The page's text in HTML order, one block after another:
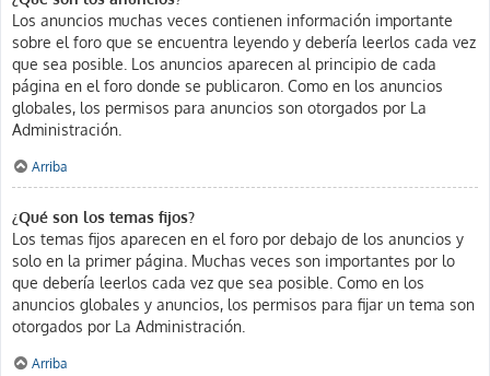
Los anuncios muchas veces contienen información importante
sobre el foro que se encuentra leyendo y debería leerlos cada vez
que sea posible. Los anuncios aparecen al principio de cada
página en el foro donde se publicaron. Como en los anuncios
globales, los permisos para anuncios son otorgados por La
Administración.
Arriba
¿Qué son los temas fijos?
Los temas fijos aparecen en el foro por debajo de los anuncios y
solo en la primer página. Muchas veces son importantes por lo
que debería leerlos cada vez que sea posible. Como en los
anuncios globales y anuncios, los permisos para fijar un tema son
otorgados por La Administración.
Arriba